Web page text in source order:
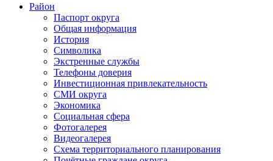
Район
Паспорт округа
Общая информация
История
Символика
Экстренные службы
Телефоны доверия
Инвестиционная привлекательность
СМИ округа
Экономика
Социальная сфера
Фотогалерея
Видеогалерея
Схема территориального планирования